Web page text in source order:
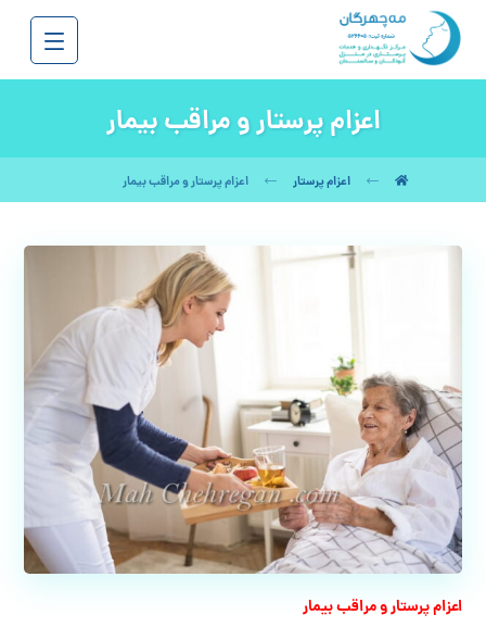
اعزام پرستار و مراقب بیمار
اعزام پرستار اعزام پرستار و مراقب بیمار
اعزام پرستار و مراقب بیمار